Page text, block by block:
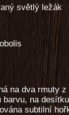
světlý ležák
na dva rmuty
na
subtilní